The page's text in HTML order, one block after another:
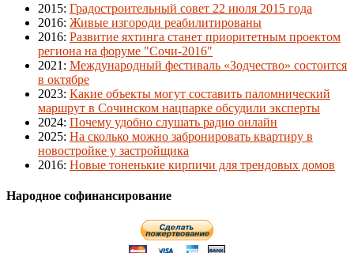
2015: Градостроительный совет 22 июля 2015 года
2016: Живые изгороди реабилитированы
2016: Развитие яхтинга станет приоритетным проектом
региона на форуме "Сочи-2016"
2021 : Международный фестиваль «Зодчество» состоится
в октябре
2023: Какие объекты могут составить паломнический
маршрут в Сочинском нацпарке обсудили эксперты
2024: Почему удобно слушать радио онлайн
2025: На сколько можно забронировать квартиру в
новостройке у застройщика
2016: Новые тоненькие кирпичи для трендовых домов
Народное софинансирование